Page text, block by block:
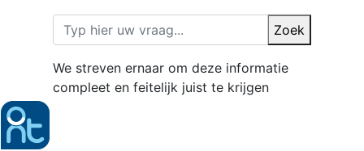
Zoek
We streven ernaar om deze informatie
compleet en feitelijk juist te krijgen